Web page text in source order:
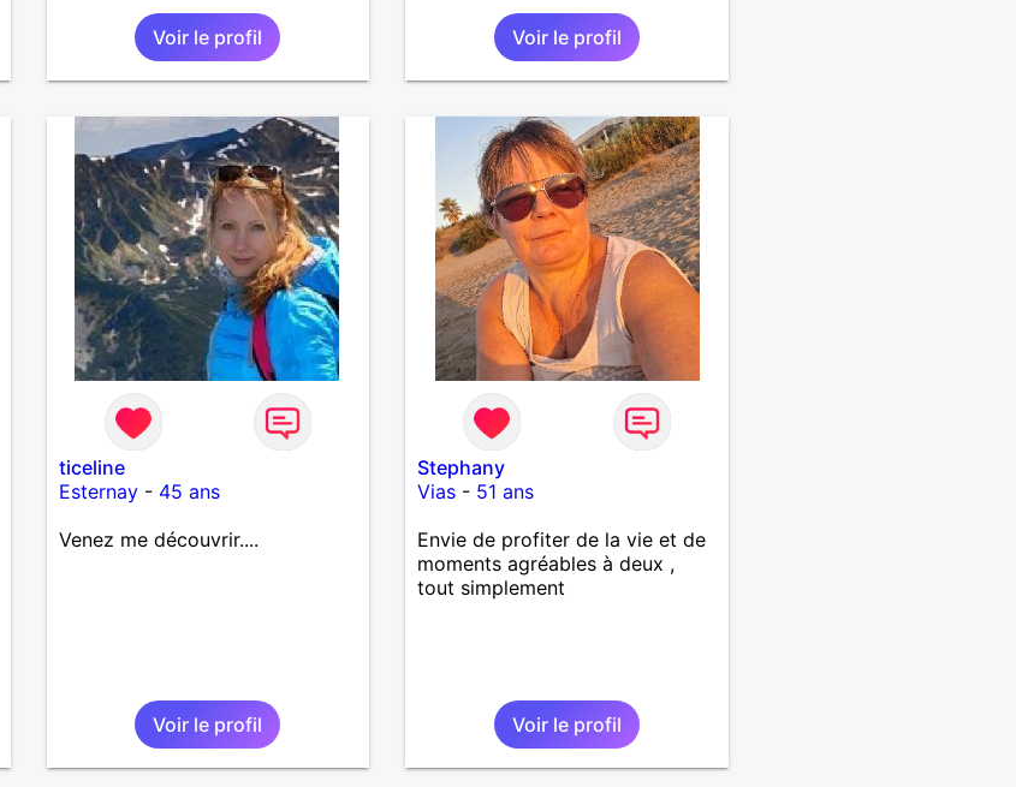
Voir le profil Voir le profil
ticeline
Esternay- 45 ans
Venez me découvrir....
Voir le profil
Stephany
Vias - 51 ans
Envie de profiter de la vie et de
moments agréables à deux ,
tout simplement
Voir le profil